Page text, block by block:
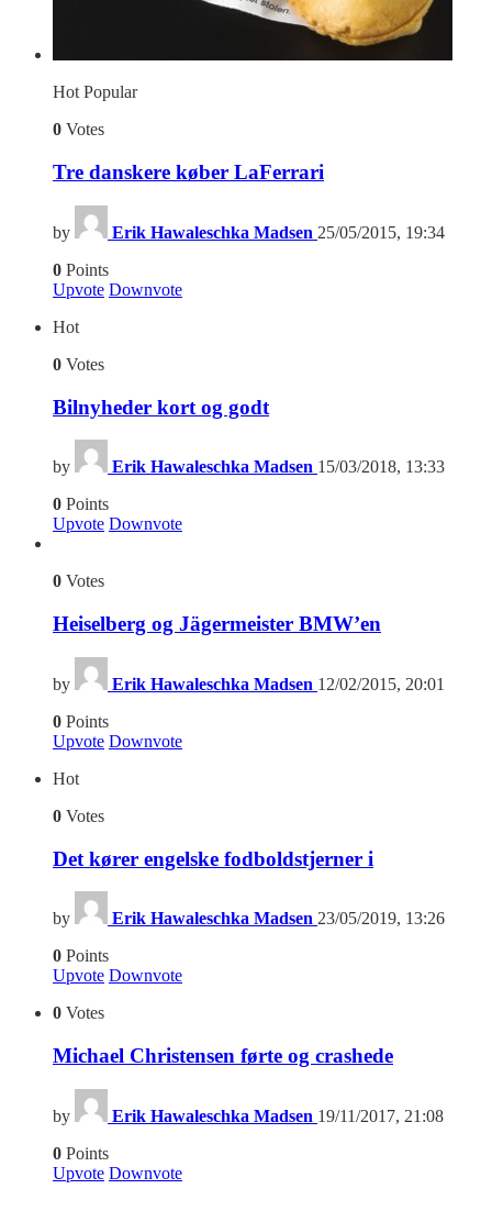
HotPopular
0 Votes
Tre danskere køber LaFerrari
by Erik Hawaleschka Madsen 25/05/2015, 19:34
0 Points
Upvote Downvote
Hot
0 Votes
Bilnyheder kort og godt
by Erik Hawaleschka Madsen 15/03/2018, 13:33
0 Points
Upvote Downvote
0 Votes
Heiselberg og Jägermeister BMW’en
by Erik Hawaleschka Madsen 12/02/2015, 20:01
0 Points
Upvote Downvote
Hot
0 Votes
Det kører engelske fodboldstjerner i
by Erik Hawaleschka Madsen 23/05/2019, 13:26
0 Points
Upvote Downvote
0 Votes
Michael Christensen førte og crashede
by Erik Hawaleschka Madsen 19/11/2017, 21:08
0 Points
Upvote Downvote